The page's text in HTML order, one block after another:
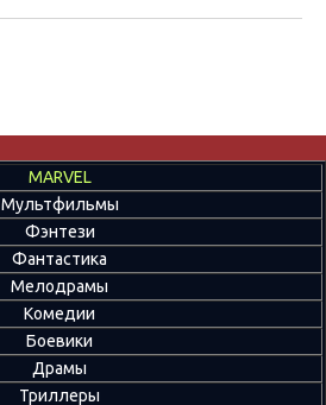
MARVEL
Мультфильмы
Фэнтези
Фантастика
Мелодрамы
Комедии
Боевики
Драмы
Триллеры